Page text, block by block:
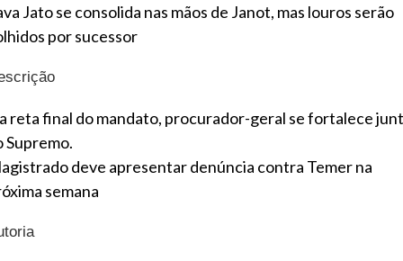
Jato se consolida nas mãos de Janot, mas louros serão
por sucessor
reta final do mandato, procurador-geral se fortalece
Supremo.
deve apresentar denúncia contra Temer na
semana